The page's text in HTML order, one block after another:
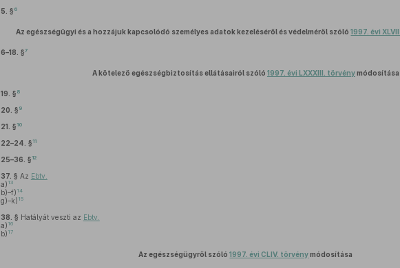
5. § 6
Az egészségügyi és a hozzájuk kapcsolódó személyes adatok kezeléséről és védelméről szóló1997. évi
6–18. §7
A kötelező egészségbiztosítás ellátásairól szóló 1997. évi LXXXIII. törvénymódosítása
19. § 8
20. § 9
21. § 10
22–24. § 11
25–36. § 12
37. § Az Ebtv.
a) 13
b)–f) 14
g)–k) 15
38. § Hatályát veszti az Ebtv.
a) 16
b) 17
Az egészségügyről szóló1997. évi CLIV. törvénymódosítása